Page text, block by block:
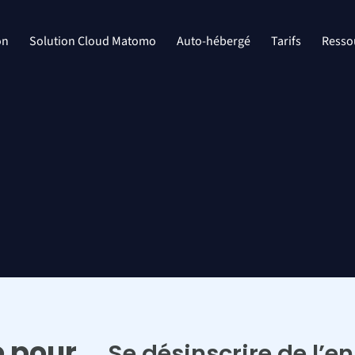
Solution Cloud Matomo Auto-hébergé Tarifs